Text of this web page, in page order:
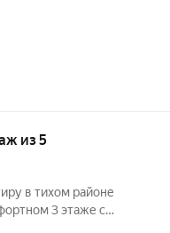
полу линолеум.
из 5
в тихом районе
3 этаже с